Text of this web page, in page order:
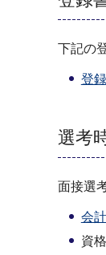
下記の
登
選考
面接選
会
資